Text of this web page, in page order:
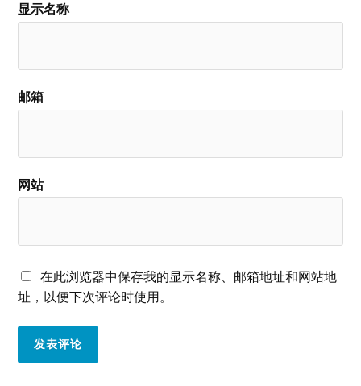
显示名称
邮箱
网站
在此浏览器中保存我的显示名称、邮箱地址和网站地
址，以便下次评论时使用。